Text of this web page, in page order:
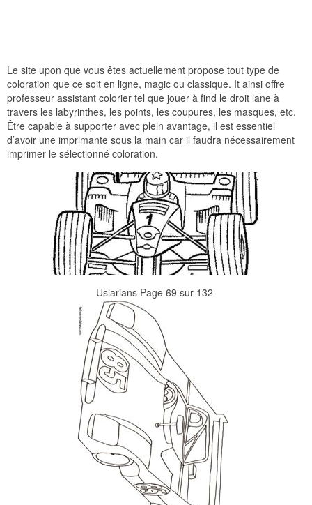
Le site upon que vous êtes actuellement propose tout type de
coloration que ce soit en ligne, magic ou classique. It ainsi offre
professeur assistant colorier tel que jouer à find le droit lane à
travers les labyrinthes, les points, les coupures, les masques, etc.
Être capable à supporter avec plein avantage, il est essentiel
d’avoir une imprimante sous la main car il faudra nécessairement
imprimer le sélectionné coloration.
Uslarians Page 69 sur 132